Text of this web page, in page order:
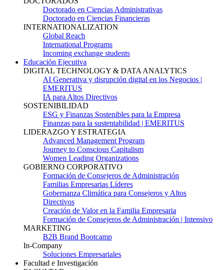
Doctorado en Ciencias Administrativas
Doctorado en Ciencias Financieras
INTERNATIONALIZATION
Global Reach
International Programs
Incoming exchange students
Educación Ejecutiva
DIGITAL TECHNOLOGY & DATA ANALYTICS
AI Generativa y disrupción digital en los Negocios |
EMERITUS
IA para Altos Directivos
SOSTENIBILIDAD
ESG y Finanzas Sostenibles para la Empresa
Finanzas para la sustentabilidad | EMERITUS
LIDERAZGO Y ESTRATEGIA
Advanced Management Program
Journey to Conscious Capitalism
Women Leading Organizations
GOBIERNO CORPORATIVO
Formación de Consejeros de Administración
Familias Empresarias Líderes
Gobernanza Climática para Consejeros y Altos
Directivos
Creación de Valor en la Familia Empresaria
Formación de Consejeros de Administración | Intensivo
MARKETING
B2B Brand Bootcamp
In-Company
Soluciones Empresariales
Facultad e Investigación